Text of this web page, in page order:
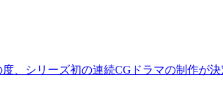
、シリーズ初の連続CGドラマの制作が決